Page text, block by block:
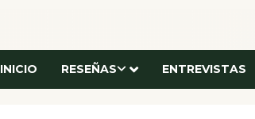
INICIO RESEÑAS ENTREVISTAS